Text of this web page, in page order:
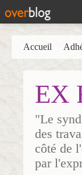
EX
"Le
des
côté de
par
Accueil